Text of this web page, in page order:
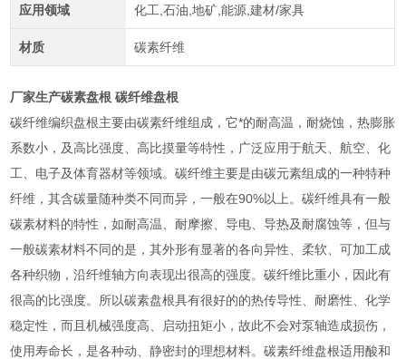
应用领域 化工,石油,地矿,能源,建材/家具
材质 碳素纤维
厂家生产碳素盘根 碳纤维盘根
碳纤维编织盘根主要由碳素纤维组成，它*的耐高温，耐烧蚀，热膨胀
系数小，及高比强度、高比摸量等特性，广泛应用于航天、航空、化
工、电子及体育器材等领域。碳纤维主要是由碳元素组成的一种特种
纤维，其含碳量随种类不同而异，一般在90%以上。碳纤维具有一般
碳素材料的特性，如耐高温、耐摩擦、导电、导热及耐腐蚀等，但与
一般碳素材料不同的是，其外形有显著的各向异性、柔软、可加工成
各种织物，沿纤维轴方向表现出很高的强度。碳纤维比重小，因此有
很高的比强度。所以碳素盘根具有很好的的热传导性、耐磨性、化学
稳定性，而且机械强度高、启动扭矩小，故此不会对泵轴造成损伤，
使用寿命长，是各种动、静密封的理想材料。碳素纤维盘根适用酸和